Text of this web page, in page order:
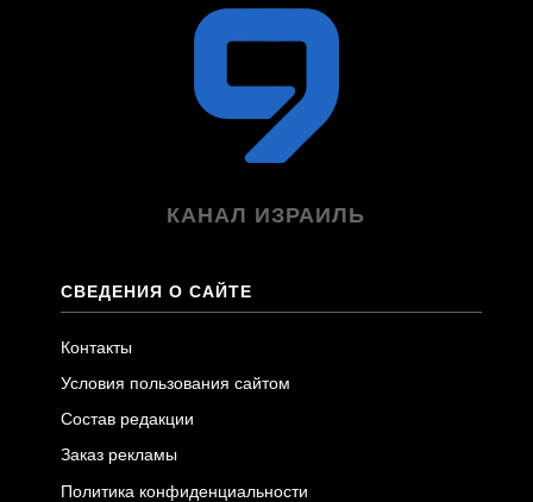
КАНАЛ ИЗРАИЛЬ
СВЕДЕНИЯ О САЙТЕ
Контакты
Условия пользования сайтом
Состав редакции
Заказ рекламы
Политика конфиденциальности